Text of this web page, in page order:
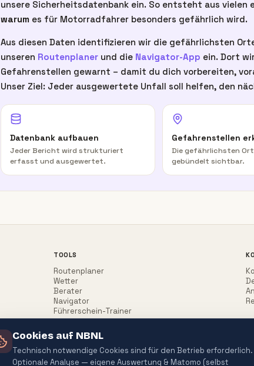
unsere Sicherheitsdatenbank ein. So entsteht aus vielen
warum es für Motorradfahrer besonders gefährlich wird.
Aus diesen Daten identifizieren wir die gefährlichsten
unseren Routenplaner und die Navigator-App ein. Dort
Gefahrenstellen gewarnt – damit du dich vorbereiten,
Unser Ziel: Jeder ausgewertete Unfall soll helfen, den
Datenbank aufbauen
Jeder Bericht wird strukturiert
erfasst und ausgewertet.
Gefahrenstellen
Die gefährlichsten
gebündelt sichtbar.
TOOLS
Routenplaner
Wetter
Berater
Navigator
Führerschein-Trainer
Cookies auf NBNL
Technisch notwendige Cookies sind für den Betrieb erforderlich.
Optionale Analyse — eigene Auswertung & Matomo (selbst